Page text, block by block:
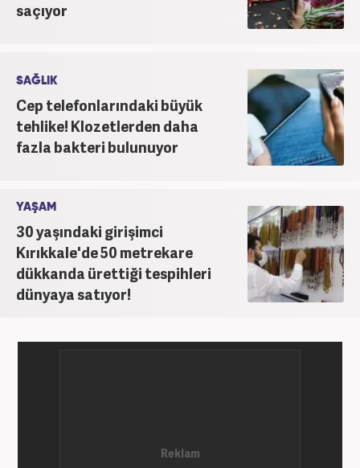
saçıyor
SAĞLIK
Cep telefonlarındaki büyük
tehlike! Klozetlerden daha
fazla bakteri bulunuyor
YAŞAM
30 yaşındaki girişimci
Kırıkkale'de 50 metrekare
dükkanda ürettiği tespihleri
dünyaya satıyor!